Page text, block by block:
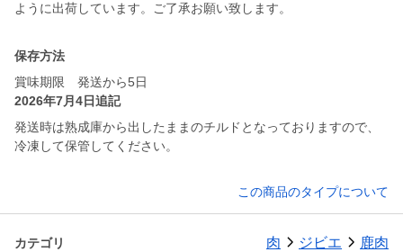
ように出荷しています。ご了承お願い致します。
保存方法
賞味期限 発送から5日
2026年7月4日追記
発送時は熟成庫から出したままのチルドとなっておりますので、
冷凍して保管してください。
この商品のタイプについて
カテゴリ 肉 ジビエ 鹿肉